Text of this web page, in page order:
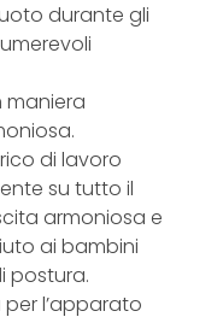
durante gli
maniera
di lavoro
su tutto il
armoniosa e
ai bambini
postura.
l’apparato